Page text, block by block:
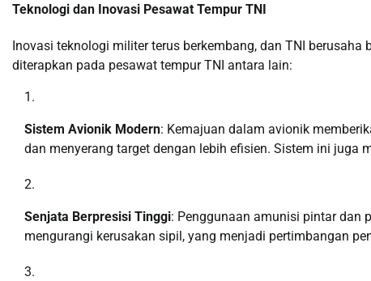
Teknologi dan Inovasi Pesawat Tempur TNI
Inovasi teknologi militer terus berkembang, dan TNI
diterapkan pada pesawat tempur TNI antara lain:
Sistem Avionik Modern: Kemajuan dalam avionik
dan menyerang target dengan lebih efisien. Sistem ini juga
Senjata Berpresisi Tinggi: Penggunaan amunisi pintar dan
mengurangi kerusakan sipil, yang menjadi pertimbangan